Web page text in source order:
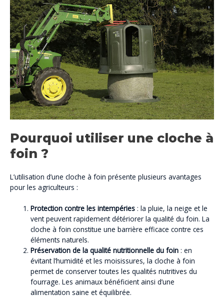
Pourquoi utiliser une cloche à
foin ?
L’utilisation d’une cloche à foin présente plusieurs avantages
pour les agriculteurs :
Protection contre les intempéries : la pluie, la neige et le
vent peuvent rapidement détériorer la qualité du foin. La
cloche à foin constitue une barrière efficace contre ces
éléments naturels.
Préservation de la qualité nutritionnelle du foin : en
évitant l’humidité et les moisissures, la cloche à foin
permet de conserver toutes les qualités nutritives du
fourrage. Les animaux bénéficient ainsi d’une
alimentation saine et équilibrée.